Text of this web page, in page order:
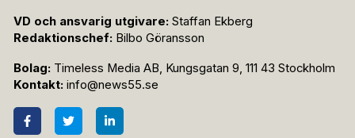
VD och ansvarig utgivare: Staffan Ekberg
Redaktionschef: Bilbo Göransson
Bolag: Timeless Media AB, Kungsgatan 9, 111 43 Stockholm
Kontakt: info@news55.se